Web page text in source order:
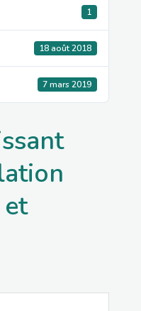
1
18 août 2018
7 mars 2019